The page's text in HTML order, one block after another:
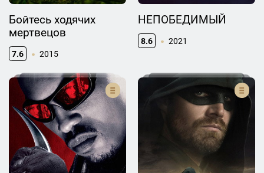
Бойтесь ходячих
мертвецов
7.6 2015
НЕПОБЕДИМЫЙ
8.6 2021